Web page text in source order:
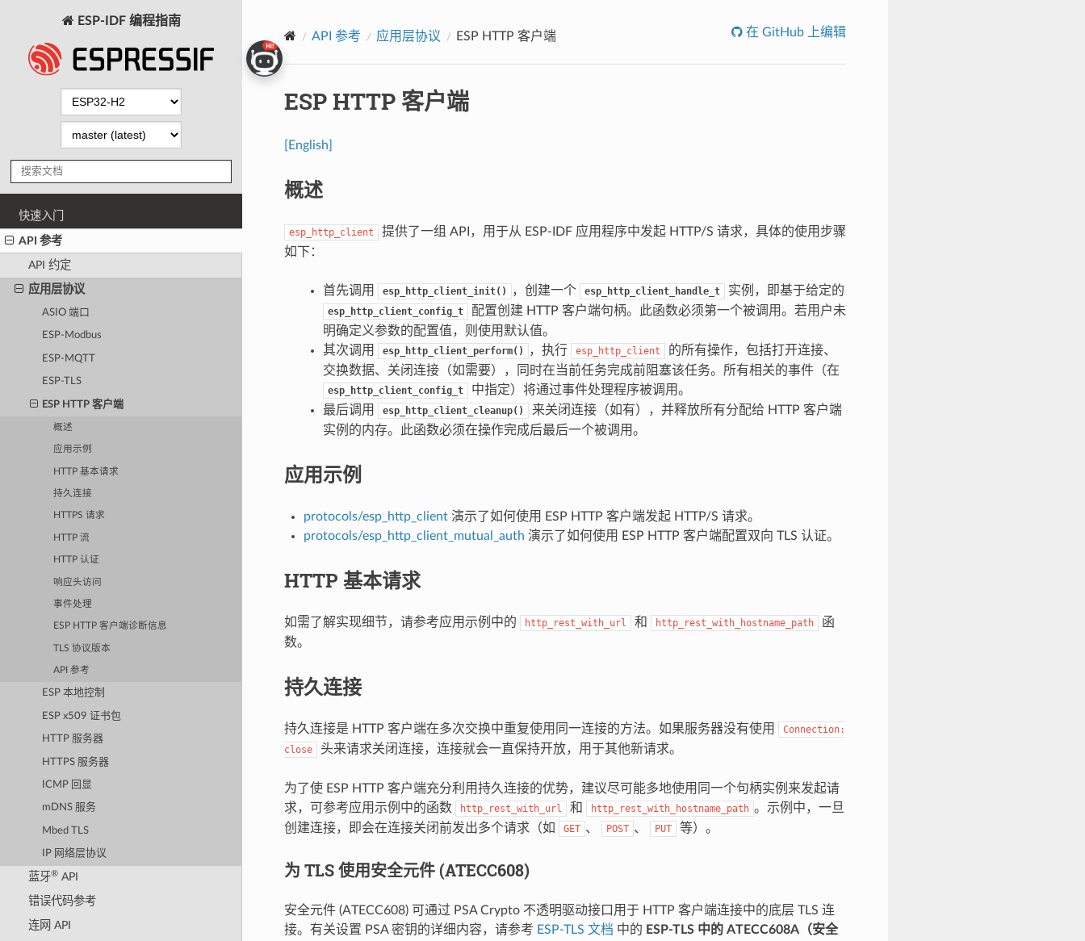
ESP-IDF 编程指南
快速入门
API 参考
API 约定
应用层协议
ASIO 端口
ESP-Modbus
ESP-MQTT
ESP-TLS
ESP HTTP 客户端
概述
应用示例
HTTP 基本请求
持久连接
HTTPS 请求
HTTP 流
HTTP 认证
响应头访问
事件处理
ESP HTTP 客户端诊断信息
TLS 协议版本
API 参考
ESP 本地控制
ESP x509 证书包
HTTP 服务器
HTTPS 服务器
ICMP 回显
mDNS 服务
Mbed TLS
IP 网络层协议
蓝牙®API
错误代码参考
连网 API
API 参考 应用层协议 ESP HTTP 客户端 在 GitHub 上编辑
ESP HTTP 客户端
[English]
概述
esp_http_client
提供了一组 API，用于从 ESP-IDF 应用程序中发起 HTTP/S 请求，具体的使用步骤
如下：
首先调用 esp_http_client_init() ，创建一个 esp_http_client_handle_t 实例，即基于给定的
esp_http_client_config_t
配置创建 HTTP 客户端句柄。此函数必须第一个被调用。若用户未
明确定义参数的配置值，则使用默认值。
其次调用
esp_http_client_perform() ，执行 esp_http_client
的所有操作，包括打开连接、
交换数据、关闭连接（如需要），同时在当前任务完成前阻塞该任务。所有相关的事件（在
esp_http_client_config_t
中指定）将通过事件处理程序被调用。
最后调用
esp_http_client_cleanup()
来关闭连接（如有），并释放所有分配给 HTTP 客户端
实例的内存。此函数必须在操作完成后最后一个被调用。
应用示例
protocols/esp_http_client演示了如何使用 ESP HTTP 客户端发起 HTTP/S 请求。
protocols/esp_http_client_mutual_auth 演示了如何使用 ESP HTTP 客户端配置双向 TLS 认证。
HTTP 基本请求
如需了解实现细节，请参考应用示例中的 http_rest_with_url 和 http_rest_with_hostname_path
函
数。
持久连接
持久连接是 HTTP 客户端在多次交换中重复使用同一连接的方法。如果服务器没有使用
Connection:
close
头来请求关闭连接，连接就会一直保持开放，用于其他新请求。
为了使 ESP HTTP 客户端充分利用持久连接的优势，建议尽可能多地使用同一个句柄实例来发起请
求，可参考应用示例中的函数
http_rest_with_url 和 http_rest_with_hostname_path 。示例中，一旦
创建连接，即会在连接关闭前发出多个请求（如
GET 、 POST 、 PUT 等）。
为 TLS 使用安全元件 (ATECC608)
安全元件 (ATECC608) 可通过 PSA Crypto 不透明驱动接口用于 HTTP 客户端连接中的底层 TLS 连
接。有关设置 PSA 密钥的详细内容，请参考 ESP-TLS 文档 中的 ESP-TLS 中的 ATECC608A（安全